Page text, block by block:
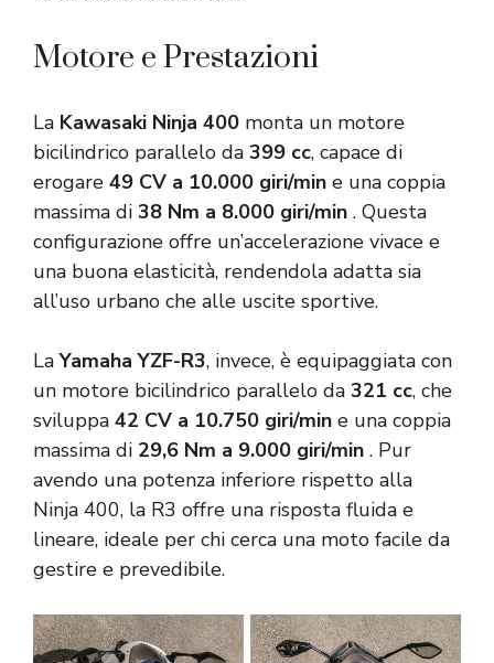
Motore e Prestazioni
La Kawasaki Ninja 400 monta un motore
bicilindrico parallelo da 399 cc, capace di
erogare 49 CV a 10.000 giri/min e una coppia
massima di 38 Nm a 8.000 giri/min . Questa
configurazione offre un’accelerazione vivace e
una buona elasticità, rendendola adatta sia
all’uso urbano che alle uscite sportive.
LaYamaha YZF-R3, invece, è equipaggiata con
un motore bicilindrico parallelo da 321 cc, che
sviluppa 42 CV a 10.750 giri/min e una coppia
massima di 29,6 Nm a 9.000 giri/min . Pur
avendo una potenza inferiore rispetto alla
Ninja 400, la R3 offre una risposta fluida e
lineare, ideale per chi cerca una moto facile da
gestire e prevedibile.